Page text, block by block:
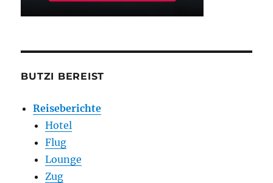
BUTZI BEREIST
Reiseberichte
Hotel
Flug
Lounge
Zug